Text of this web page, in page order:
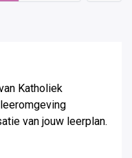
Katholiek
van jouw leerplan.